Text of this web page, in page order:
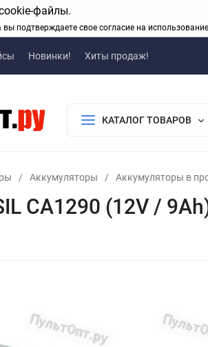
файлы.
подтверждаете свое согласие на
Новинки! Хиты продаж!
КАТАЛОГ ТОВАРОВ
/ Аккумуляторы / Аккумуляторы в
CA1290 (12V /